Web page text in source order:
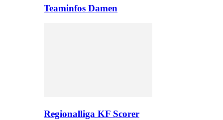
Teaminfos Damen
Regionalliga KF Scorer